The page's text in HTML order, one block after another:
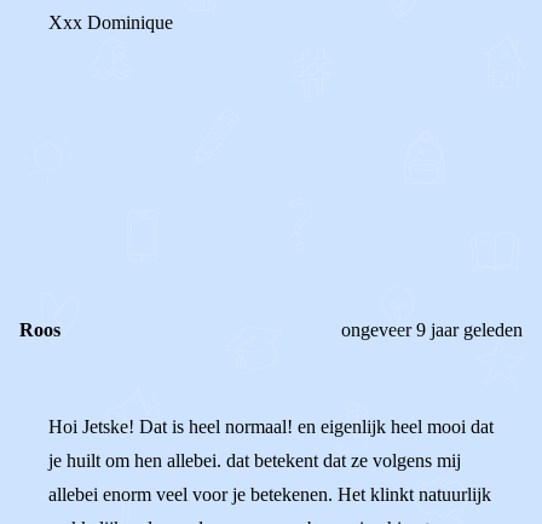
Xxx Dominique
Roos ongeveer 9 jaar geleden
Hoi Jetske! Dat is heel normaal! en eigenlijk heel mooi dat
je huilt om hen allebei. dat betekent dat ze volgens mij
allebei enorm veel voor je betekenen. Het klinkt natuurlijk